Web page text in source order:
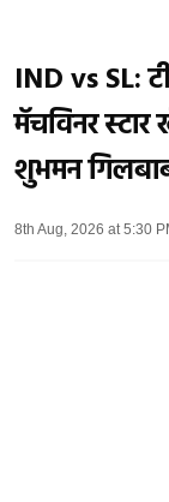
IND vs SL:
मॅचविनर
शुभमन
8th Aug, 2026 at 5:30